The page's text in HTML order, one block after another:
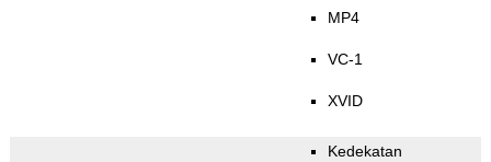
MP4
VC-1
XVID
Kedekatan